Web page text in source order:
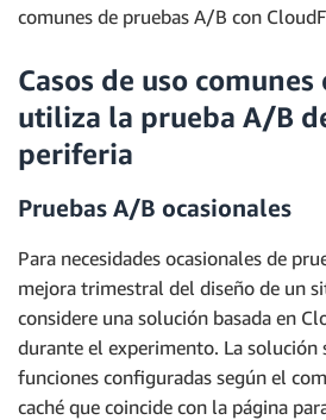
comunes de pruebas A/B con
Casos de uso comunes
utiliza la prueba A/B
periferia
Pruebas A/B ocasionales
Para necesidades ocasionales de
mejora trimestral del diseño de un
considere una solución basada en
durante el experimento. La solución
funciones configuradas según el
caché que coincide con la página